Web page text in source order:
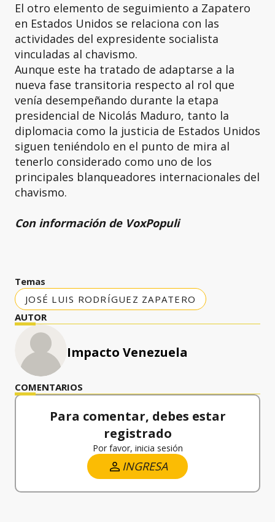
El otro elemento de seguimiento a Zapatero
en Estados Unidos se relaciona con las
actividades del expresidente socialista
vinculadas al chavismo.
Aunque este ha tratado de adaptarse a la
nueva fase transitoria respecto al rol que
venía desempeñando durante la etapa
presidencial de Nicolás Maduro, tanto la
diplomacia como la justicia de Estados Unidos
siguen teniéndolo en el punto de mira al
tenerlo considerado como uno de los
principales blanqueadores internacionales del
chavismo.
Con información de VoxPopuli
Temas
JOSÉ LUIS RODRÍGUEZ ZAPATERO
AUTOR
Impacto Venezuela
COMENTARIOS
Para comentar, debes estar
registrado
Por favor, inicia sesión
INGRESA